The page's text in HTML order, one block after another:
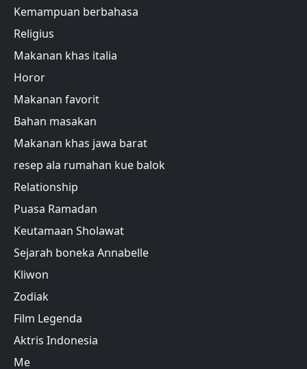
Kemampuan berbahasa
Religius
Makanan khas italia
Horor
Makanan favorit
Bahan masakan
Makanan khas jawa barat
resep ala rumahan kue balok
Relationship
Puasa Ramadan
Keutamaan Sholawat
Sejarah boneka Annabelle
Kliwon
Zodiak
Film Legenda
Aktris Indonesia
Me